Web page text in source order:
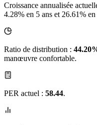
Croissance annualisée
4.28% en 5 ans et 26.61% en
Ratio de distribution :
manœuvre confortable.
PER actuel : 58.44.